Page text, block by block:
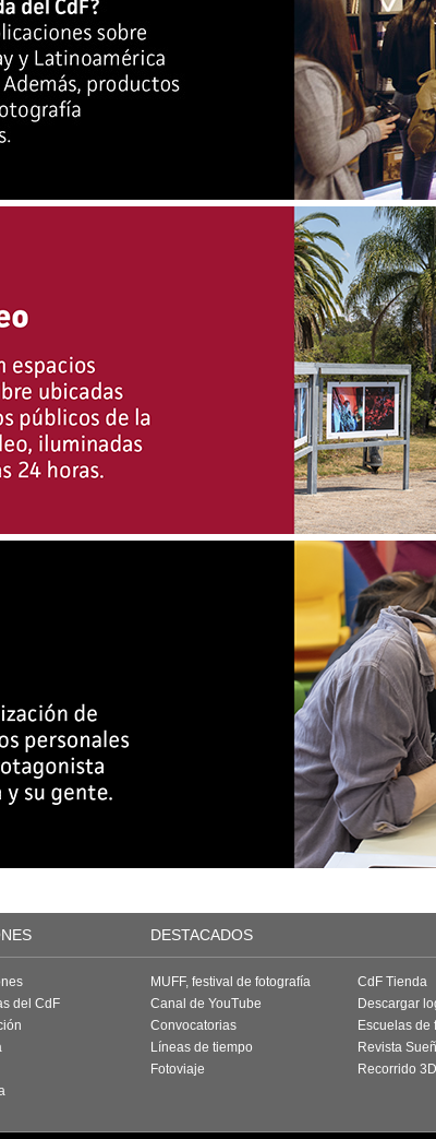
DESTACADOS
del CdF
MUFF, festival de fotografía
Canal de YouTube
Convocatorias
Líneas de tiempo
Fotoviaje
CdF Tienda
Descargar
Escuelas de
Revista
Recorrido